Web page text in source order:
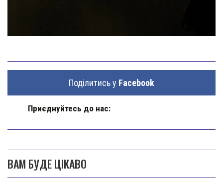
Поділитись у Facebook
Приєднуйтесь до нас:
ВАМ БУДЕ ЦІКАВО